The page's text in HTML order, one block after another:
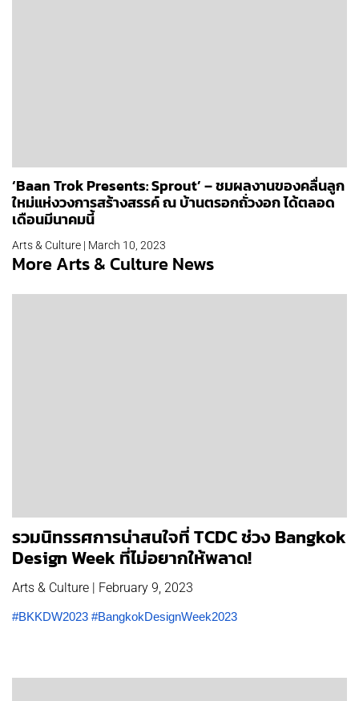
‘Baan Trok Presents: Sprout’ – ชมผลงานของคลื่นลูก
ใหม่แห่งวงการสร้างสรรค์ ณ บ้านตรอกถั่วงอก ได้ตลอด
เดือนมีนาคมนี้
Arts & Culture | March 10, 2023
More Arts & Culture News
รวมนิทรรศการน่าสนใจที่ TCDC ช่วง Bangkok
Design Week ที่ไม่อยากให้พลาด!
Arts & Culture | February 9, 2023
#BKKDW2023 #BangkokDesignWeek2023